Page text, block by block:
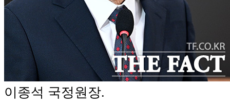
이종석 국정원장.